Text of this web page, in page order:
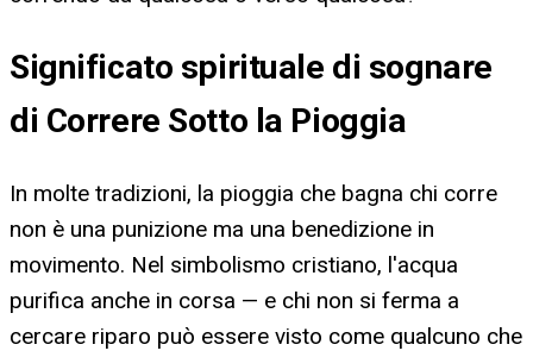
Significato spirituale di sognare
di Correre Sotto la Pioggia
In molte tradizioni, la pioggia che bagna chi corre
non è una punizione ma una benedizione in
movimento. Nel simbolismo cristiano, l'acqua
purifica anche in corsa — e chi non si ferma a
cercare riparo può essere visto come qualcuno che